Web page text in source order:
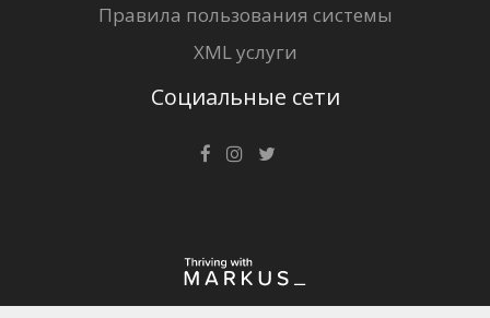
Правила пользования системы
XML услуги
Социальные сети